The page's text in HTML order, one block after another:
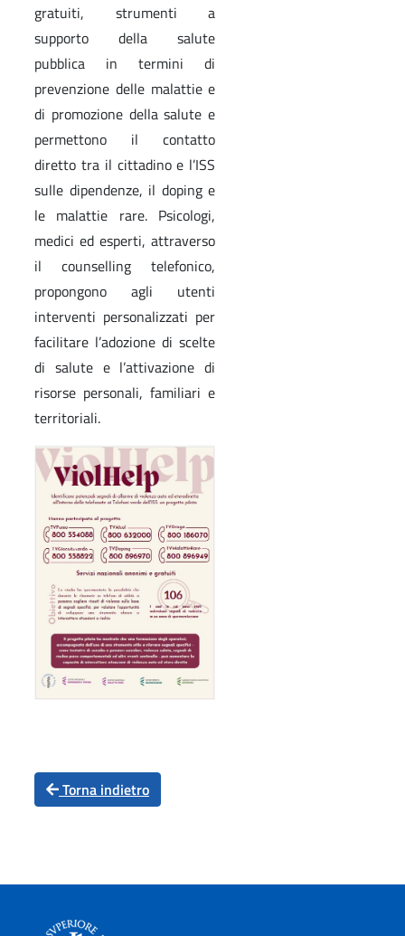
gratuiti, strumenti a
supporto della salute
pubblica in termini di
prevenzione delle malattie e
di promozione della salute e
permettono il contatto
diretto tra il cittadino e l’ISS
sulle dipendenze, il doping e
le malattie rare. Psicologi,
medici ed esperti, attraverso
il counselling telefonico,
propongono agli utenti
interventi personalizzati per
facilitare l’adozione di scelte
di salute e l’attivazione di
risorse personali, familiari e
territoriali.
Torna indietro